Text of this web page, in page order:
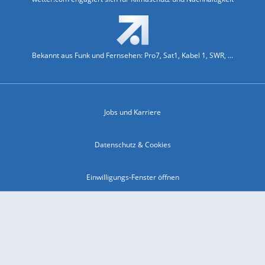
Bekannt aus Funk und Fernsehen: Pro7, Sat1, Kabel 1, SWR, ...
Jobs und Karriere
Datenschutz & Cookies
Einwilligungs-Fenster öffnen